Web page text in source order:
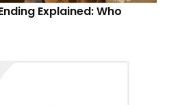
Explained: Who